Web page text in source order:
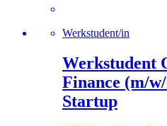
Werkstudent/in
Werkstudent
Finance (m/
Startup